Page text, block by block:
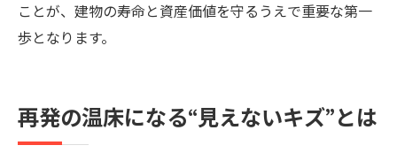
ことが、建物の寿命と資産価値を守るうえで重要な第一
歩となります。
再発の温床になる“見えないキズ”とは